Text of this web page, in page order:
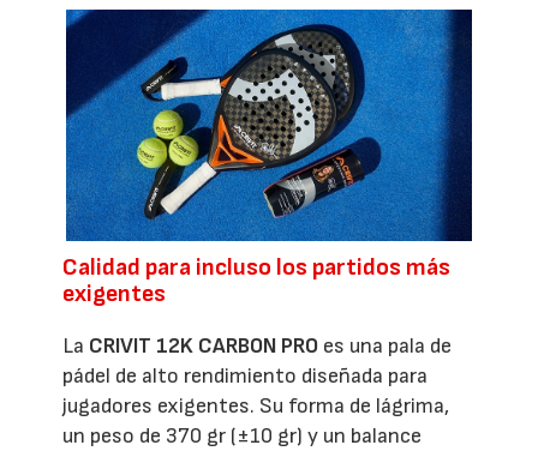
Calidad para incluso los partidos más
exigentes
La CRIVIT 12K CARBON PRO es una pala de
pádel de alto rendimiento diseñada para
jugadores exigentes. Su forma de lágrima,
un peso de 370 gr (±10 gr) y un balance